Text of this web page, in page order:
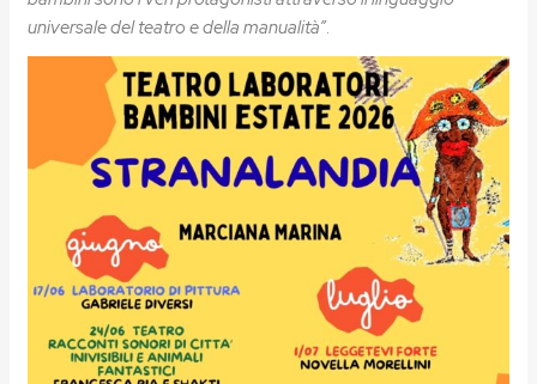
universale del teatro e della manualità”.